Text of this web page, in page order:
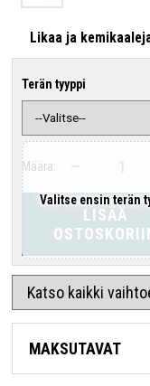
Likaa ja
Terän tyyppi
Valitse ensin terän
Määrä:
LISÄÄ
Katso kaikki
MAKSUTAVAT